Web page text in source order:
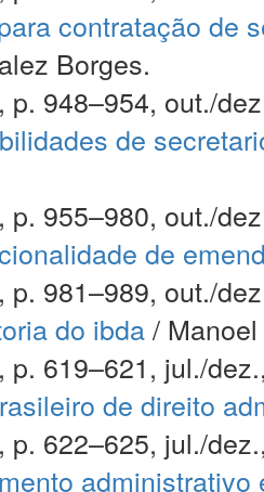
contratação de
Borges.
p. 948–954, out./
de
p. 955–980, out./
de
p. 981–989, out./
do ibda/
p. 619–621, jul./
de direito
p. 622–625, jul./